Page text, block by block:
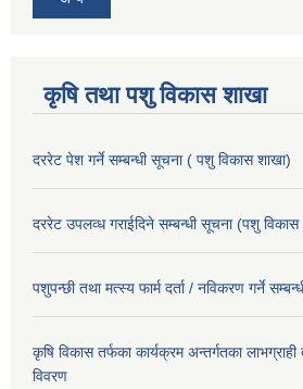
कृषि तथा पशु विकास शाखा
दररेट पेश गर्ने सम्बन्धी सूचना ( पशु विकास शाखा)
दररेट उपलव्ध गराईदिने सम्बन्धी सूचना (पशु विकास
पशुपन्छी तथा मत्स्य फार्म दर्ता / नविकरण गर्ने
कृषि विकास तर्फका कार्यक्रम अन्तर्गतका
विवरण